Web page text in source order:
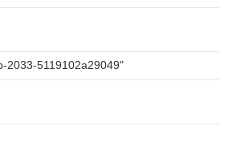
2033-5119102a29049"